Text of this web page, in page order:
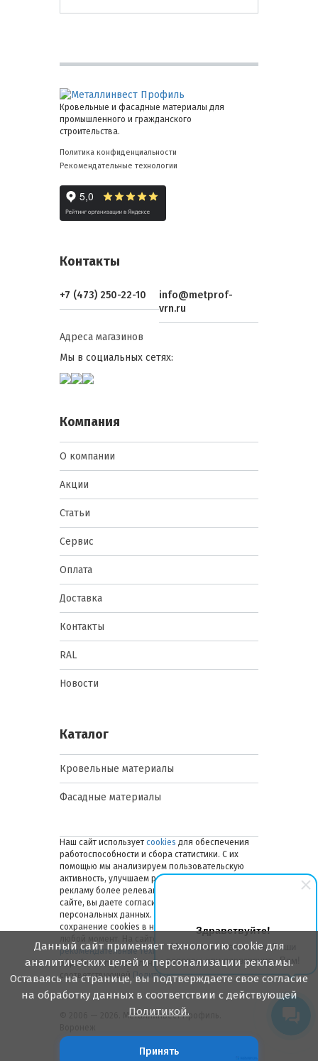
Здравствуйте!
Мы готовы ответить на Ваши
вопросы или перезвонить Вам!
Кровельные и фасадные материалы для
промышленного и гражданского
строительства.
Политика конфиденциальности
Рекомендательные технологии
Контакты
+7 (473) 250-22-10
info@metprof-
vrn.ru
Адреса магазинов
Мы в социальных сетях:
Компания
О компании
Акции
Статьи
Сервис
Оплата
Доставка
Контакты
RAL
Новости
Каталог
Кровельные материалы
Фасадные материалы
Наш сайт использует cookies для обеспечения
работоспособности и сбора статистики. С их
помощью мы анализируем пользовательскую
активность, улучшаем работу сайта и делаем
рекламу более релевантной. Оставаясь на
сайте, вы даете согласие на обработку ваших
персональных данных. Вы можете отключить
сохранение cookies в настройках браузера в
любой момент. На сайте также применяются
рекомендательные технологии. Подробнее об
обработке персональных данных — в
соответствующей
Политике.
© 2006 — 2026. Металлинвест Профиль.
Данный сайт применяет технологию cookie для
аналитических целей и персонализации рекламы.
Оставаясь на странице, вы подтверждаете свое согласие
на обработку данных в соответствии с действующей
Политикой.
Принять